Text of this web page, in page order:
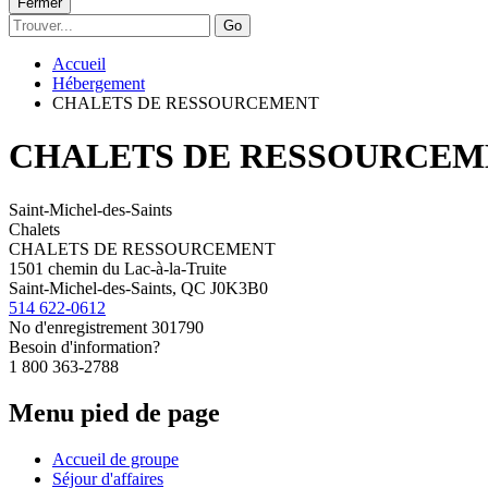
Go
Accueil
Hébergement
CHALETS DE RESSOURCEMENT
CHALETS DE
Saint-Michel-des-Saints
Chalets
CHALETS DE RESSOURCEMENT
1501 chemin du Lac-à-la-Truite
Saint-Michel-des-Saints, QC J0K3B0
514 622-0612
No d'enregistrement 301790
Besoin d'information?
1 800 363-2788
Menu pied de page
Accueil de groupe
Séjour d'affaires